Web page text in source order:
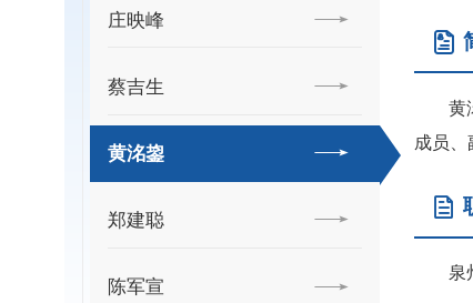
庄映峰
蔡吉生
黄洺鋆
郑建聪
陈军宣
黄
成员、
泉